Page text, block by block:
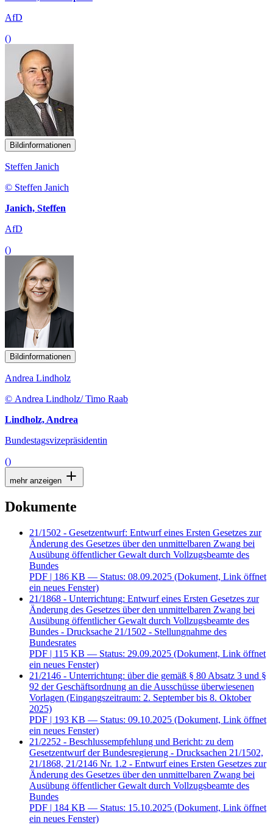
AfD
()
Bildinformationen
Steffen Janich
© Steffen Janich
Janich, Steffen
AfD
()
Bildinformationen
Andrea Lindholz
© Andrea Lindholz/ Timo Raab
Lindholz, Andrea
Bundestagsvizepräsidentin
()
mehr anzeigen
Dokumente
21/1502 - Gesetzentwurf: Entwurf eines Ersten Gesetzes zur
Änderung des Gesetzes über den unmittelbaren Zwang bei
Ausübung öffentlicher Gewalt durch Vollzugsbeamte des
Bundes
PDF | 186 KB — Status: 08.09.2025 (Dokument, Link öffnet
ein neues Fenster)
21/1868 - Unterrichtung: Entwurf eines Ersten Gesetzes zur
Änderung des Gesetzes über den unmittelbaren Zwang bei
Ausübung öffentlicher Gewalt durch Vollzugsbeamte des
Bundes - Drucksache 21/1502 - Stellungnahme des
Bundesrates
PDF | 115 KB — Status: 29.09.2025 (Dokument, Link öffnet
ein neues Fenster)
21/2146 - Unterrichtung: über die gemäß § 80 Absatz 3 und §
92 der Geschäftsordnung an die Ausschüsse überwiesenen
Vorlagen (Eingangszeitraum: 2. September bis 8. Oktober
2025)
PDF | 193 KB — Status: 09.10.2025 (Dokument, Link öffnet
ein neues Fenster)
21/2252 - Beschlussempfehlung und Bericht: zu dem
Gesetzentwurf der Bundesregierung - Drucksachen 21/1502,
21/1868, 21/2146 Nr. 1.2 - Entwurf eines Ersten Gesetzes zur
Änderung des Gesetzes über den unmittelbaren Zwang bei
Ausübung öffentlicher Gewalt durch Vollzugsbeamte des
Bundes
PDF | 184 KB — Status: 15.10.2025 (Dokument, Link öffnet
ein neues Fenster)